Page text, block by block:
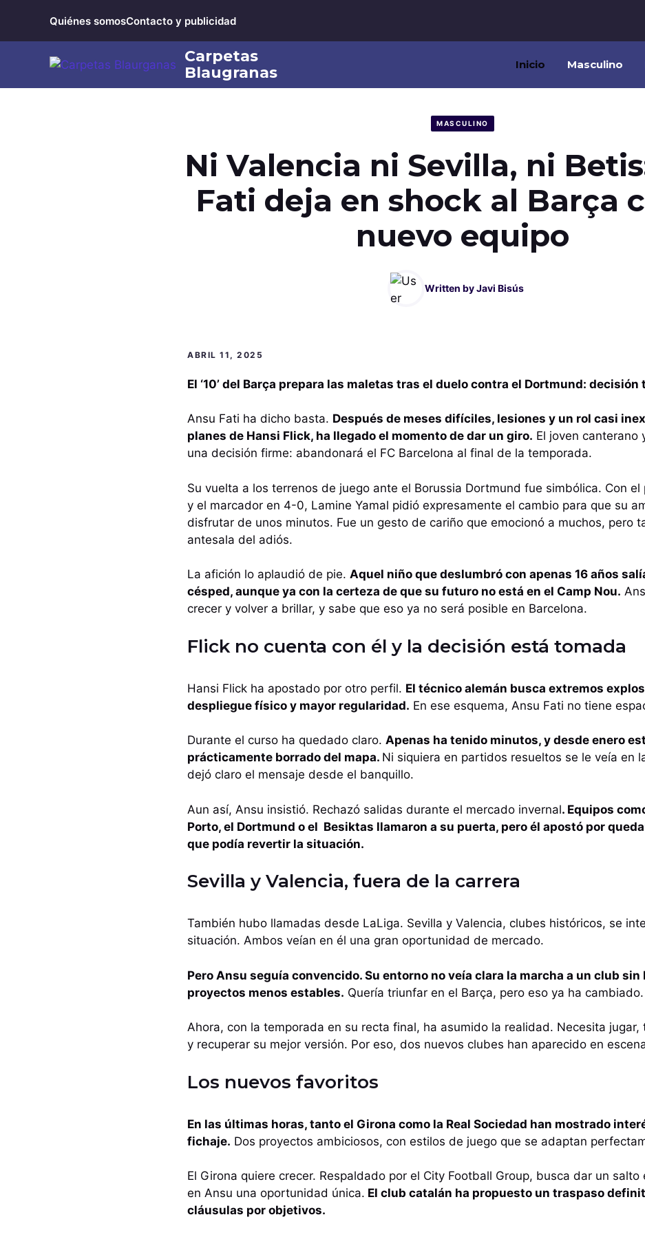
contenido
Quiénes somosContacto y publicidad
Inicio Masculino
MASCULINO
Ni Valencia ni Sevilla, ni
Fati deja en shock al Barça
nuevo equipo
Written byJavi Bisús
ABRIL 11, 2025
El ‘10’ del Barça prepara las maletas tras el duelo contra el Dortmund: decisión
Ansu Fati ha dicho basta. Después de meses difíciles, lesiones y un rol casi
planes de Hansi Flick, ha llegado el momento de dar un giro. El joven canterano
una decisión firme: abandonará el FC Barcelona al final de la temporada.
Su vuelta a los terrenos de juego ante el Borussia Dortmund fue simbólica. Con
y el marcador en 4-0, Lamine Yamal pidió expresamente el cambio para que su
disfrutar de unos minutos. Fue un gesto de cariño que emocionó a muchos, pero
antesala del adiós.
La afición lo aplaudió de pie. Aquel niño que deslumbró con apenas 16 años
césped, aunque ya con la certeza de que su futuro no está en el Camp Nou.
crecer y volver a brillar, y sabe que eso ya no será posible en Barcelona.
Flick no cuenta con él y la decisión está tomada
Hansi Flick ha apostado por otro perfil. El técnico alemán busca extremos
despliegue físico y mayor regularidad. En ese esquema, Ansu Fati no tiene
Durante el curso ha quedado claro. Apenas ha tenido minutos, y desde enero
prácticamente borrado del mapa. Ni siquiera en partidos resueltos se le veía en
dejó claro el mensaje desde el banquillo.
Aun así, Ansu insistió. Rechazó salidas durante el mercado invernal. Equipos
Porto, el Dortmund o el Besiktas llamaron a su puerta, pero él apostó por
que podía revertir la situación.
Sevilla y Valencia, fuera de la carrera
También hubo llamadas desde LaLiga. Sevilla y Valencia, clubes históricos, se
situación. Ambos veían en él una gran oportunidad de mercado.
Pero Ansu seguía convencido. Su entorno no veía clara la marcha a un club sin
proyectos menos estables. Quería triunfar en el Barça, pero eso ya ha cambiado.
Ahora, con la temporada en su recta final, ha asumido la realidad. Necesita jugar,
y recuperar su mejor versión. Por eso, dos nuevos clubes han aparecido en
Los nuevos favoritos
En las últimas horas, tanto el Girona como la Real Sociedad han mostrado
fichaje. Dos proyectos ambiciosos, con estilos de juego que se adaptan
El Girona quiere crecer. Respaldado por el City Football Group, busca dar un salto
en Ansu una oportunidad única. El club catalán ha propuesto un traspaso
cláusulas por objetivos.